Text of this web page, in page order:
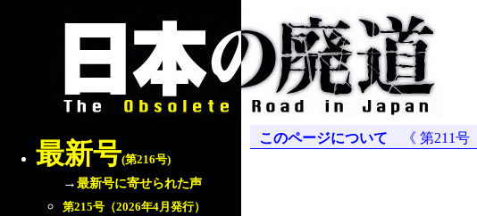
最新号(第216号)
→最新号に寄せられた声
第215号（2026年4月発行）
このページについて 《 第211号